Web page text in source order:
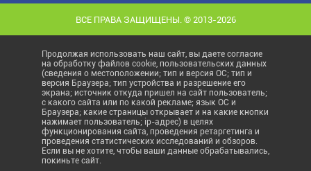
ВСЕ ПРАВА ЗАЩИЩЕНЫ. © 2013-2026
Продолжая использовать наш сайт, вы даете согласие
на обработку файлов cookie, пользовательских данных
(сведения о местоположении; тип и версия ОС; тип и
версия Браузера; тип устройства и разрешение его
экрана; источник откуда пришел на сайт пользователь;
с какого сайта или по какой рекламе; язык ОС и
Браузера; какие страницы открывает и на какие кнопки
нажимает пользователь; ip-адрес) в целях
функционирования сайта, проведения ретаргетинга и
проведения статистических исследований и обзоров.
Если вы не хотите, чтобы ваши данные обрабатывались,
покиньте сайт.